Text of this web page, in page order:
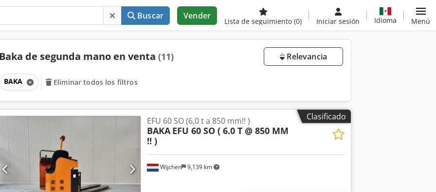
Buscar Vender
Lista de seguimiento (0) Iniciar sesión Idioma Menú
Baka de segunda mano en venta (11) Relevancia
BAKA Eliminar todos los filtros
Clasificado
Wijchen 9,139 km
EFU 60 SO (6,0 t a 850 mm!! )
BAKA EFU 60 SO ( 6.0 T @ 850 MM
!! )